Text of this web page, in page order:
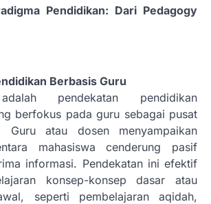
Pendidikan: Dari Pedagogy
Berbasis Guru
pendekatan pendidikan
berfokus pada guru sebagai pusat
Guru atau dosen menyampaikan
mahasiswa cenderung pasif
informasi. Pendekatan ini efektif
konsep-konsep dasar atau
seperti pembelajaran aqidah,